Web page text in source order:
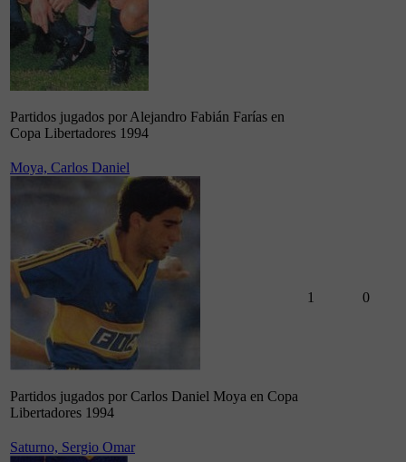
Partidos jugados por Alejandro Fabián Farías en
Copa Libertadores 1994
Moya, Carlos Daniel
Partidos jugados por Carlos Daniel Moya en Copa
Libertadores 1994
1 0
Saturno, Sergio Omar